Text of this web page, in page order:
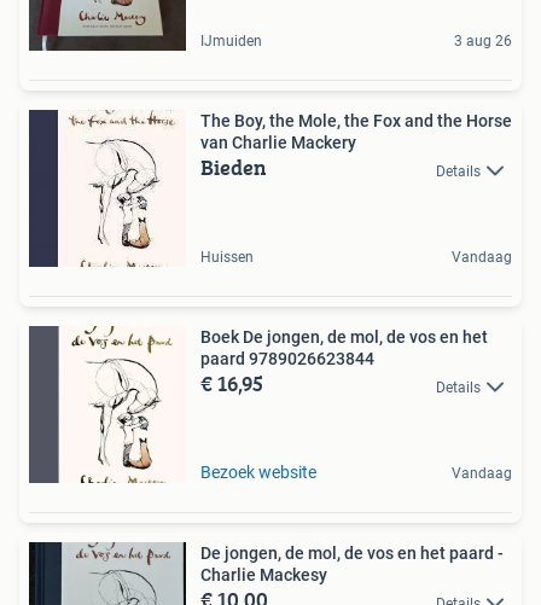
IJmuiden 3 aug 26
The Boy, the Mole, the Fox and the Horse
van Charlie Mackery
Bieden Details
Huissen Vandaag
Boek De jongen, de mol, de vos en het
paard 9789026623844
€ 16,95 Details
Bezoek website Vandaag
De jongen, de mol, de vos en het paard -
Charlie Mackesy